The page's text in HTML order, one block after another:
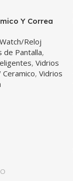
Y Correa
Reloj
Pantalla,
, Vidrios
Ceramico, Vidrios